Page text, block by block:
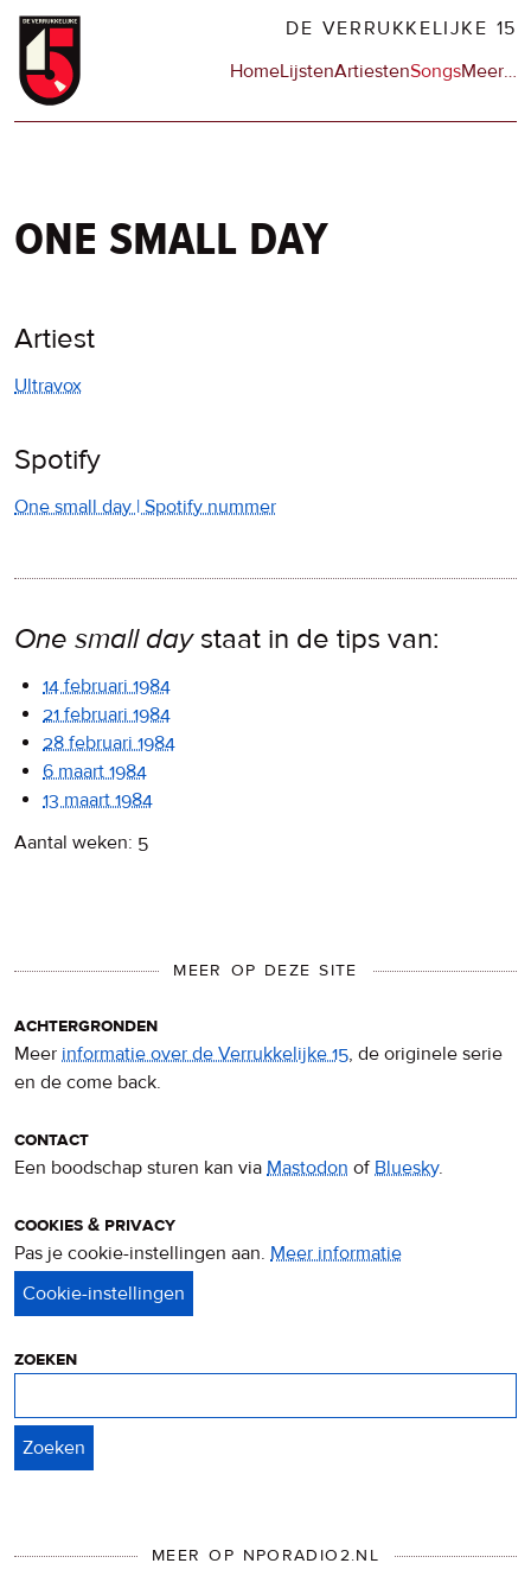
Overslaan
naar
DE VERRUKKELIJKE 15
Hoofdnavigatie
HomeLijstenArtiestenSongsMeerop
…
one small day
Artiest
Ultravox
Spotify
One small day | Spotify nummer
One small daystaat in de tips van:
14 februari 1984
21 februari 1984
28 februari 1984
6 maart 1984
13 maart 1984
Aantal weken: 5
MEER OP DEZE SITE
achtergronden
Meer informatie over de Verrukkelijke 15, de originele serie
en de come back.
contact
Een boodschap sturen kan via Mastodon ofBluesky.
cookies & privacy
Pas je cookie-instellingen aan. Meer informatie
zoeken
MEER OP NPORADIO2.NL